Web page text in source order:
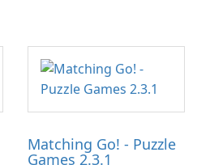
Matching Go! - Puzzle
Games 2.3.1